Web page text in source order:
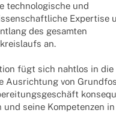
tech­no­lo­gi­sche und
Exper­tise
des gesam­ten
an.
fügt sich naht­los in die
Ausrich­tung von
und seine Kompe­ten­zen